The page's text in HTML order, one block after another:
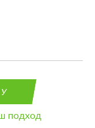
подход